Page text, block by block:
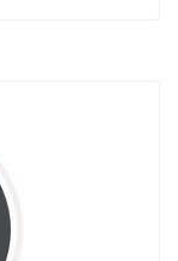
printing and
text Ipsum has
dummy text .